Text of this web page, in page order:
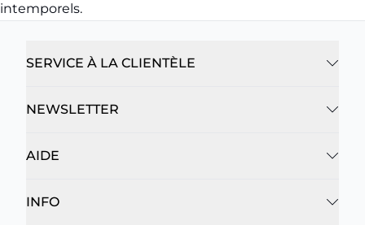
intemporels.
SERVICE À LA CLIENTÈLE
NEWSLETTER
AIDE
INFO